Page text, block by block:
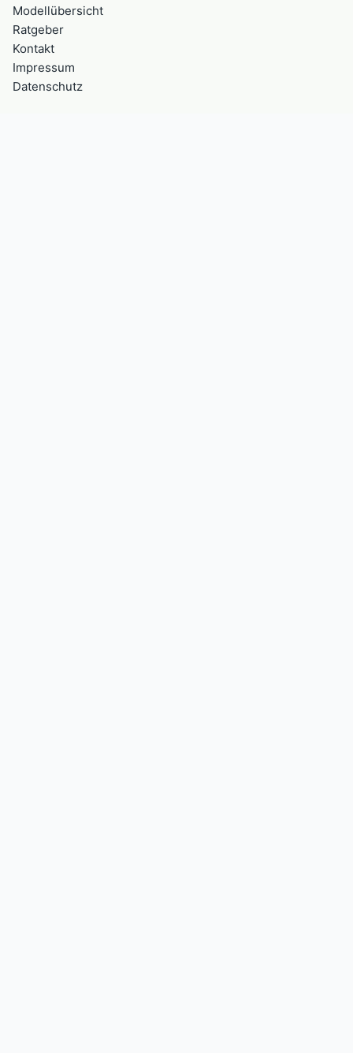
Modellübersicht
Ratgeber
Kontakt
Impressum
Datenschutz